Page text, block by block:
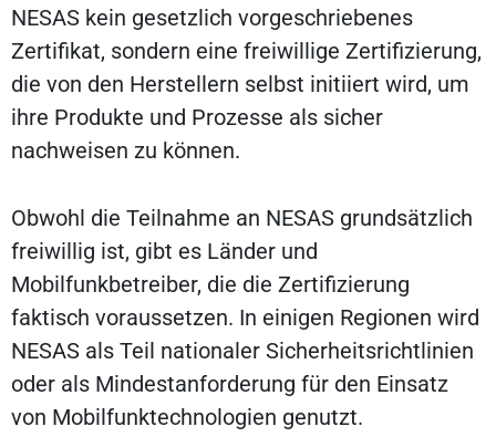
NESAS kein gesetzlich vorgeschriebenes
Zertifikat, sondern eine freiwillige Zertifizierung,
die von den Herstellern selbst initiiert wird, um
ihre Produkte und Prozesse als sicher
nachweisen zu können.
Obwohl die Teilnahme an NESAS grundsätzlich
freiwillig ist, gibt es Länder und
Mobilfunkbetreiber, die die Zertifizierung
faktisch voraussetzen. In einigen Regionen wird
NESAS als Teil nationaler Sicherheitsrichtlinien
oder als Mindestanforderung für den Einsatz
von Mobilfunktechnologien genutzt.